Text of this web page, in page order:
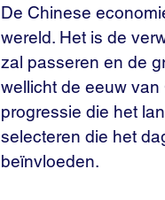
De Chinese
wereld. Het is de
zal passeren en de
wellicht de eeuw
progressie die het
selecteren die het
beïnvloeden.